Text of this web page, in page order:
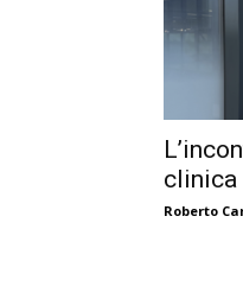
clinica
Roberto